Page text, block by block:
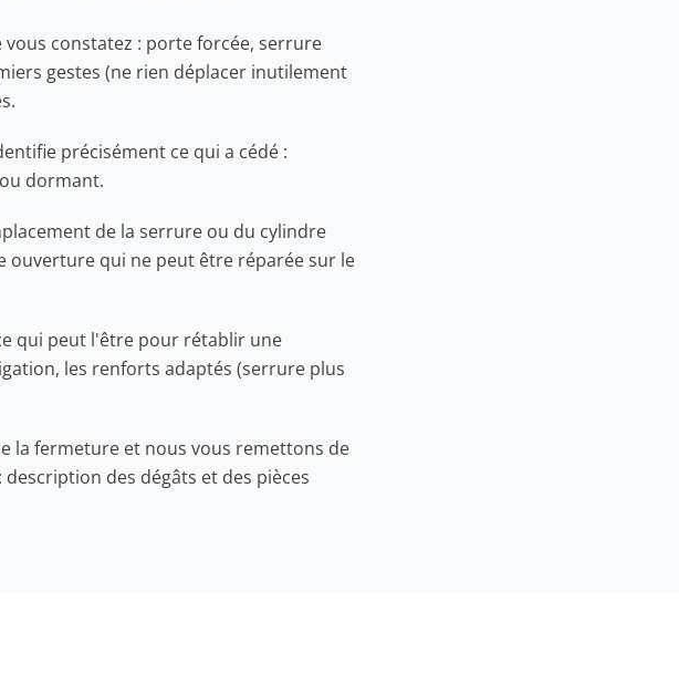
vous constatez : porte forcée, serrure
gestes (ne rien déplacer inutilement
précisément ce qui a cédé :
dormant.
de la serrure ou du cylindre
ouverture qui ne peut être réparée sur le
qui peut l'être pour rétablir une
les renforts adaptés (serrure plus
la fermeture et nous vous remettons de
des dégâts et des pièces